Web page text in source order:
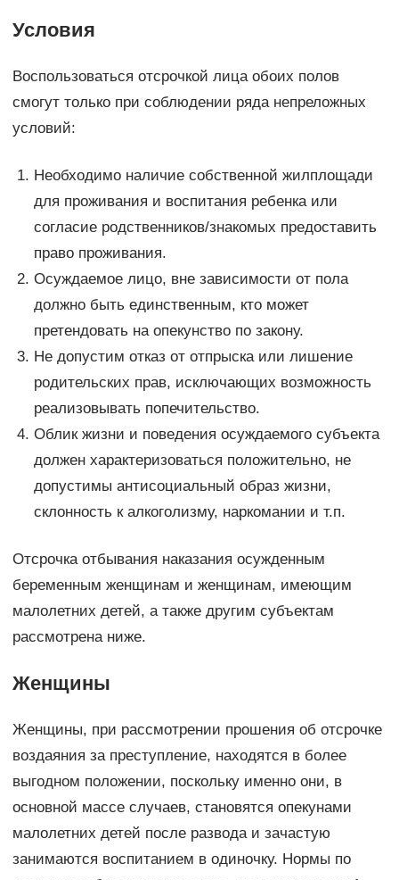
Условия
Воспользоваться отсрочкой лица обоих полов
смогут только при соблюдении ряда непреложных
условий:
Необходимо наличие собственной жилплощади
для проживания и воспитания ребенка или
согласие родственников/знакомых предоставить
право проживания.
Осуждаемое лицо, вне зависимости от пола
должно быть единственным, кто может
претендовать на опекунство по закону.
Не допустим отказ от отпрыска или лишение
родительских прав, исключающих возможность
реализовывать попечительство.
Облик жизни и поведения осуждаемого субъекта
должен характеризоваться положительно, не
допустимы антисоциальный образ жизни,
склонность к алкоголизму, наркомании и т.п.
Отсрочка отбывания наказания осужденным
беременным женщинам и женщинам, имеющим
малолетних детей, а также другим субъектам
рассмотрена ниже.
Женщины
Женщины, при рассмотрении прошения об отсрочке
воздаяния за преступление, находятся в более
выгодном положении, поскольку именно они, в
основной массе случаев, становятся опекунами
малолетних детей после развода и зачастую
занимаются воспитанием в одиночку. Нормы по